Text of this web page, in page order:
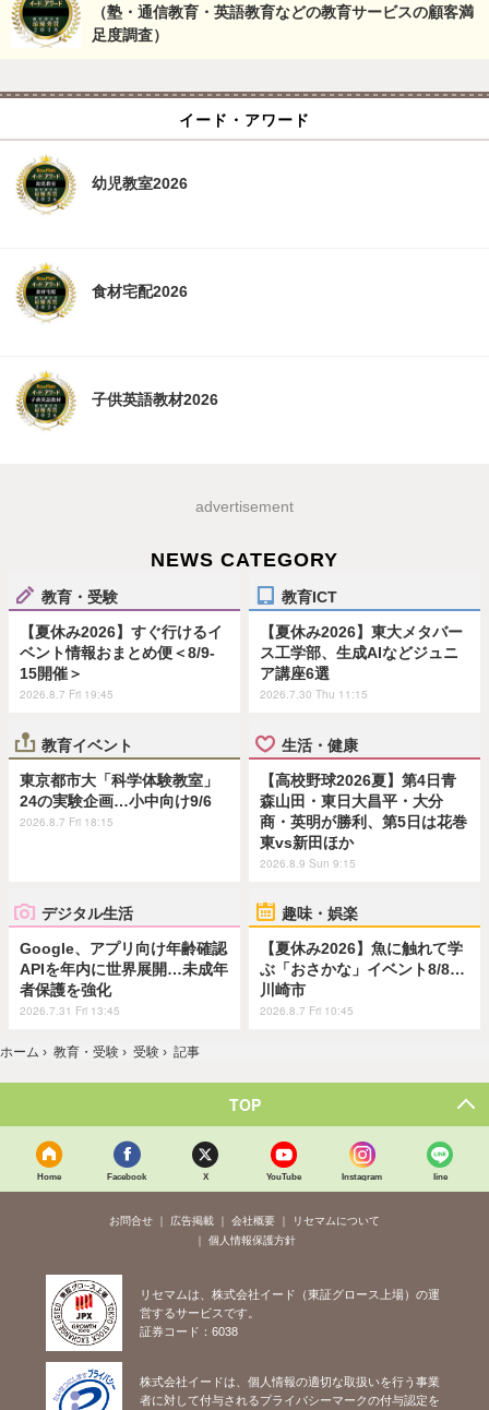
（塾・通信教育・英語教育などの教育サービスの顧客満
足度調査）
イード・アワード
幼児教室2026
食材宅配2026
子供英語教材2026
advertisement
NEWS CATEGORY
教育・受験
【夏休み2026】すぐ行けるイ
ベント情報おまとめ便＜8/9-
15開催＞
2026.8.7 Fri 19:45
教育ICT
【夏休み2026】東大メタバー
ス工学部、生成AIなどジュニ
ア講座6選
2026.7.30 Thu 11:15
教育イベント
東京都市大「科学体験教室」
24の実験企画…小中向け9/6
2026.8.7 Fri 18:15
生活・健康
【高校野球2026夏】第4日青
森山田・東日大昌平・大分
商・英明が勝利、第5日は花巻
東vs新田ほか
2026.8.9 Sun 9:15
デジタル生活
Google、アプリ向け年齢確認
APIを年内に世界展開…未成年
者保護を強化
2026.7.31 Fri 13:45
趣味・娯楽
【夏休み2026】魚に触れて学
ぶ「おさかな」イベント8/8…
川崎市
2026.8.7 Fri 10:45
ホーム › 教育・受験 › 受験 › 記事
TOP
Home Facebook X YouTube Instagram line
お問合せ 広告掲載 会社概要
リセマムについて
個人情報保護方針
リセマムは、株式会社イード（東証グロース上場）の運
営するサービスです。
証券コード：6038
株式会社イードは、個人情報の適切な取扱いを行う事業
者に対して付与されるプライバシーマークの付与認定を